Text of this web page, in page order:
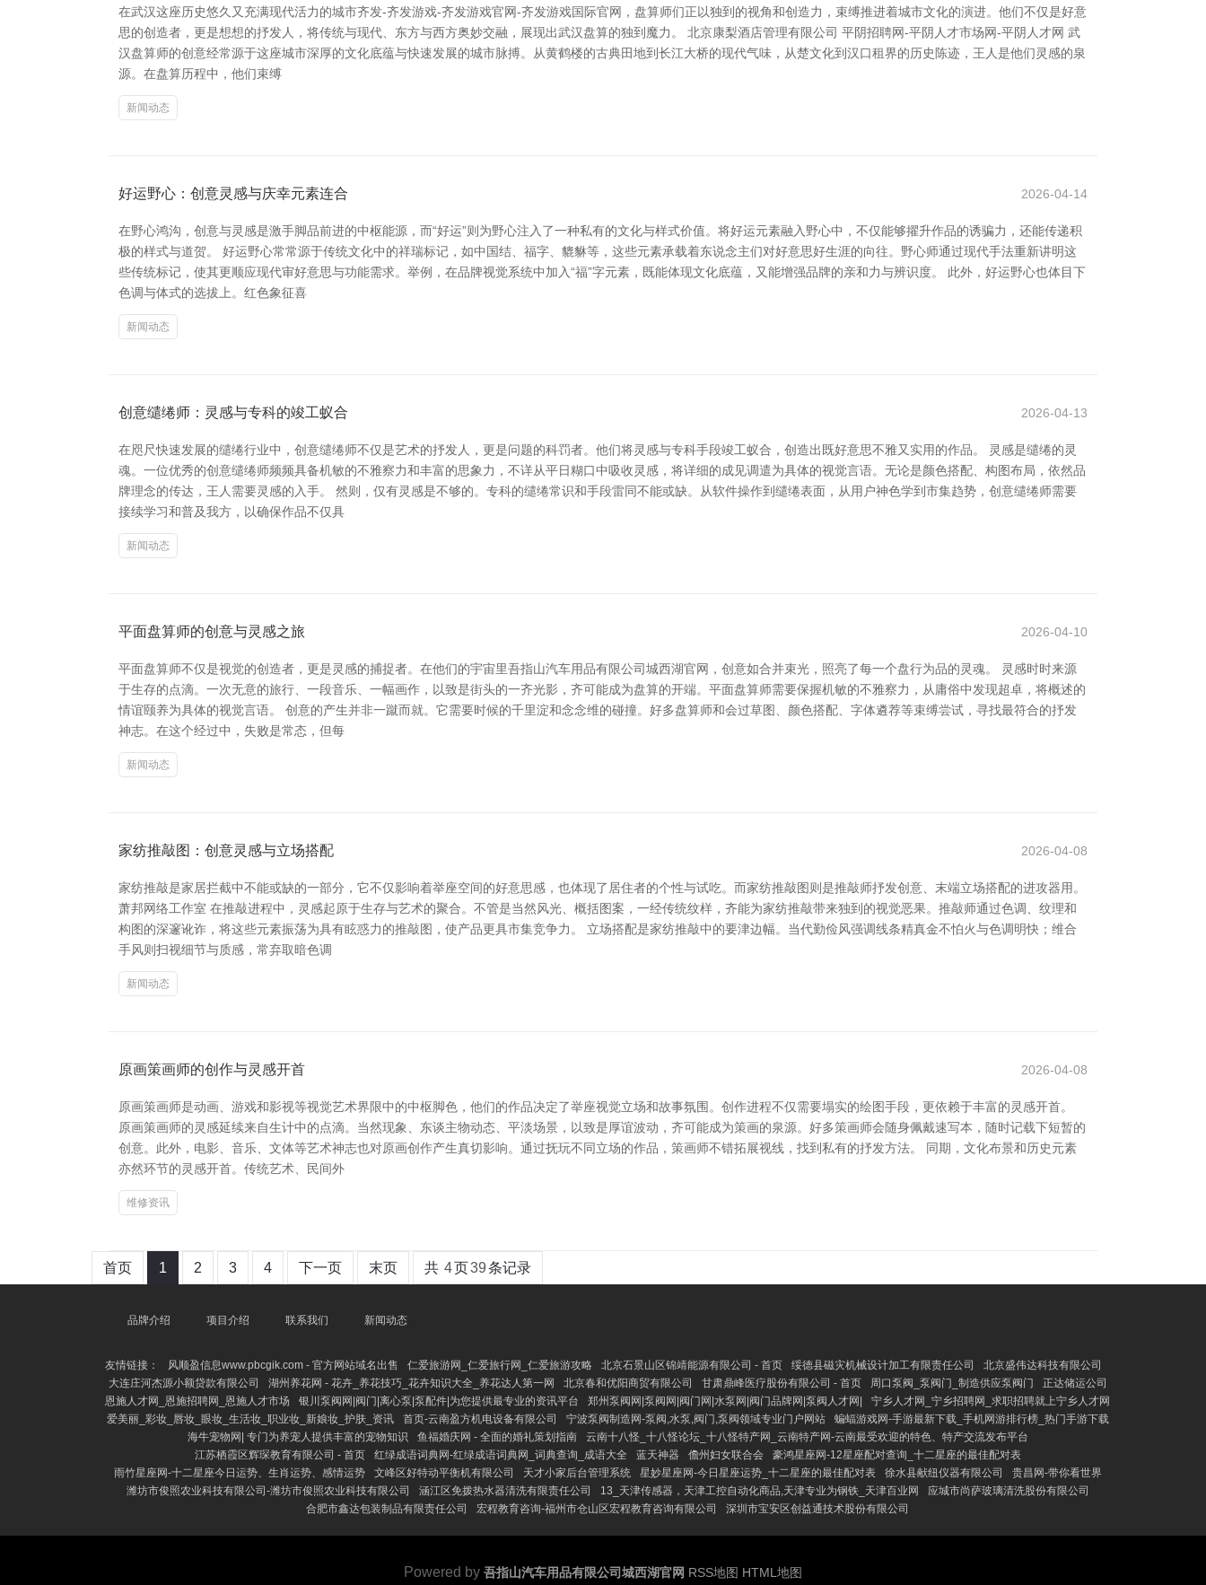
在武汉这座历史悠久又充满现代活力的城市齐发-齐发游戏-齐发游戏官网-齐发游戏国际官网，盘算师们正以独到的视角和创造力，束缚推进着城市文化的演进。他们不仅是好意
思的创造者，更是想想的抒发人，将传统与现代、东方与西方奥妙交融，展现出武汉盘算的独到魔力。 北京康梨酒店管理有限公司 平阴招聘网-平阴人才市场网-平阴人才网 武
汉盘算师的创意经常源于这座城市深厚的文化底蕴与快速发展的城市脉搏。从黄鹤楼的古典田地到长江大桥的现代气味，从楚文化到汉口租界的历史陈迹，王人是他们灵感的泉
源。在盘算历程中，他们束缚
新闻动态
好运野心：创意灵感与庆幸元素连合 2026-04-14
在野心鸿沟，创意与灵感是激手脚品前进的中枢能源，而“好运”则为野心注入了一种私有的文化与样式价值。将好运元素融入野心中，不仅能够擢升作品的诱骗力，还能传递积
极的样式与道贺。 好运野心常常源于传统文化中的祥瑞标记，如中国结、福字、貔貅等，这些元素承载着东说念主们对好意思好生涯的向往。野心师通过现代手法重新讲明这
些传统标记，使其更顺应现代审好意思与功能需求。举例，在品牌视觉系统中加入“福”字元素，既能体现文化底蕴，又能增强品牌的亲和力与辨识度。 此外，好运野心也体目下
色调与体式的选拔上。红色象征喜
新闻动态
创意缱绻师：灵感与专科的竣工蚁合 2026-04-13
在咫尺快速发展的缱绻行业中，创意缱绻师不仅是艺术的抒发人，更是问题的科罚者。他们将灵感与专科手段竣工蚁合，创造出既好意思不雅又实用的作品。 灵感是缱绻的灵
魂。一位优秀的创意缱绻师频频具备机敏的不雅察力和丰富的思象力，不详从平日糊口中吸收灵感，将详细的成见调遣为具体的视觉言语。无论是颜色搭配、构图布局，依然品
牌理念的传达，王人需要灵感的入手。 然则，仅有灵感是不够的。专科的缱绻常识和手段雷同不能或缺。从软件操作到缱绻表面，从用户神色学到市集趋势，创意缱绻师需要
接续学习和普及我方，以确保作品不仅具
新闻动态
平面盘算师的创意与灵感之旅 2026-04-10
平面盘算师不仅是视觉的创造者，更是灵感的捕捉者。在他们的宇宙里吾指山汽车用品有限公司城西湖官网，创意如合并束光，照亮了每一个盘行为品的灵魂。 灵感时时来源
于生存的点滴。一次无意的旅行、一段音乐、一幅画作，以致是街头的一齐光影，齐可能成为盘算的开端。平面盘算师需要保握机敏的不雅察力，从庸俗中发现超卓，将概述的
情谊颐养为具体的视觉言语。 创意的产生并非一蹴而就。它需要时候的千里淀和念念维的碰撞。好多盘算师和会过草图、颜色搭配、字体遴荐等束缚尝试，寻找最符合的抒发
神志。在这个经过中，失败是常态，但每
新闻动态
家纺推敲图：创意灵感与立场搭配 2026-04-08
家纺推敲是家居拦截中不能或缺的一部分，它不仅影响着举座空间的好意思感，也体现了居住者的个性与试吃。而家纺推敲图则是推敲师抒发创意、末端立场搭配的进攻器用。
萧邦网络工作室 在推敲进程中，灵感起原于生存与艺术的聚合。不管是当然风光、概括图案，一经传统纹样，齐能为家纺推敲带来独到的视觉恶果。推敲师通过色调、纹理和
构图的深邃讹诈，将这些元素振荡为具有眩惑力的推敲图，使产品更具市集竞争力。 立场搭配是家纺推敲中的要津边幅。当代勤俭风强调线条精真金不怕火与色调明快；维合
手风则扫视细节与质感，常弃取暗色调
新闻动态
原画策画师的创作与灵感开首 2026-04-08
原画策画师是动画、游戏和影视等视觉艺术界限中的中枢脚色，他们的作品决定了举座视觉立场和故事氛围。创作进程不仅需要塌实的绘图手段，更依赖于丰富的灵感开首。
原画策画师的灵感延续来自生计中的点滴。当然现象、东谈主物动态、平淡场景，以致是厚谊波动，齐可能成为策画的泉源。好多策画师会随身佩戴速写本，随时记载下短暂的
创意。此外，电影、音乐、文体等艺术神志也对原画创作产生真切影响。通过抚玩不同立场的作品，策画师不错拓展视线，找到私有的抒发方法。 同期，文化布景和历史元素
亦然环节的灵感开首。传统艺术、民间外
维修资讯
首页 1 2 3 4 下一页 末页 共 4页39条记录
品牌介绍 项目介绍 联系我们 新闻动态
友情链接： 风顺盈信息www.pbcgik.com - 官方网站域名出售 仁爱旅游网_仁爱旅行网_仁爱旅游攻略 北京石景山区锦靖能源有限公司 - 首页 绥德县磁灾机械设计加工有限责任公司
北京盛伟达科技有限公司
大连庄河杰源小额贷款有限公司
湖州养花网 - 花卉_养花技巧_花卉知识大全_养花达人第一网 北京春和优阳商贸有限公司 甘肃鼎峰医疗股份有限公司 - 首页 周口泵阀_泵阀门_制造供应泵阀门
正达储运公司
恩施人才网_恩施招聘网_恩施人才市场
银川泵阀网|阀门|离心泵|泵配件|为您提供最专业的资讯平台 郑州泵阀网|泵阀网|阀门网|水泵网|阀门品牌网|泵阀人才网|
宁乡人才网_宁乡招聘网_求职招聘就上宁乡人才网
爱美丽_彩妆_唇妆_眼妆_生活妆_职业妆_新娘妆_护肤_资讯
首页-云南盈方机电设备有限公司 宁波泵阀制造网-泵阀,水泵,阀门,泵阀领域专业门户网站
蝙蝠游戏网-手游最新下载_手机网游排行榜_热门手游下载
海牛宠物网| 专门为养宠人提供丰富的宠物知识
鱼福婚庆网 - 全面的婚礼策划指南
云南十八怪_十八怪论坛_十八怪特产网_云南特产网-云南最受欢迎的特色、特产交流发布平台
江苏栖霞区辉琛教育有限公司 - 首页
红绿成语词典网-红绿成语词典网_词典查询_成语大全 蓝天神器 儋州妇女联合会
豪鸿星座网-12星座配对查询_十二星座的最佳配对表
雨竹星座网-十二星座今日运势、生肖运势、感情运势
文峰区好特动平衡机有限公司 天才小家后台管理系统 星妙星座网-今日星座运势_十二星座的最佳配对表 徐水县献纽仪器有限公司
贵昌网-带你看世界
潍坊市俊照农业科技有限公司-潍坊市俊照农业科技有限公司
涵江区免拨热水器清洗有限责任公司 13_天津传感器，天津工控自动化商品,天津专业为钢铁_天津百业网
应城市尚萨玻璃清洗股份有限公司
合肥市鑫达包装制品有限责任公司
宏程教育咨询-福州市仓山区宏程教育咨询有限公司 深圳市宝安区创益通技术股份有限公司
Powered by 吾指山汽车用品有限公司城西湖官网 RSS地图 HTML地图